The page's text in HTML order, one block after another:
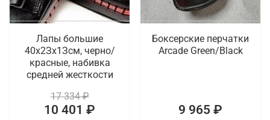
Лапы большие
40х2Зх1Зсм, черно/
красные, набивка
средней жесткости
17 334 ₽
10 401 ₽
Боксерские перчатки
Arcade Green/Black
9 965 ₽